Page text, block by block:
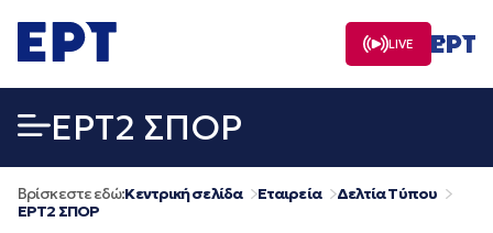
σε
περιεχόμενο
LIVE
EΡΤ2 ΣΠΟΡ
Βρίσκεστε εδώ:Κεντρική σελίδα Εταιρεία
Δελτία Τύπου
EΡΤ2 ΣΠΟΡ